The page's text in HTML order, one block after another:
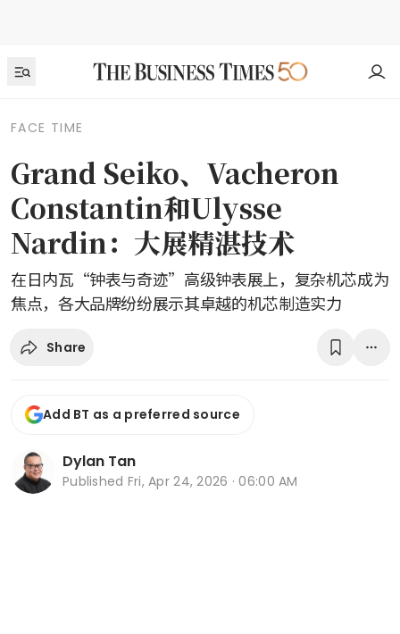
FACE TIME
Grand Seiko、Vacheron
Constantin和Ulysse
Nardin：大展精湛技术
在日内瓦“钟表与奇迹”高级钟表展上，复杂机芯成为
焦点，各大品牌纷纷展示其卓越的机芯制造实力
Share
Add BT as a preferred source
Dylan Tan
Published Fri, Apr 24, 2026 · 06:00 AM